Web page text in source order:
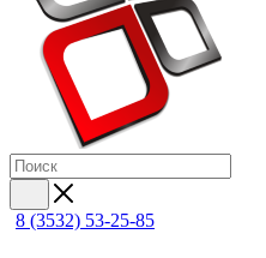
8 (3532) 53-25-85